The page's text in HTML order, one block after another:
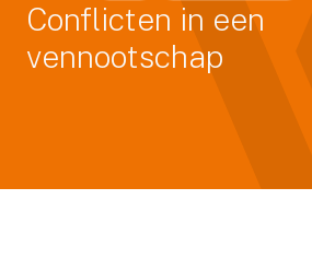
Conflicten in een
vennootschap